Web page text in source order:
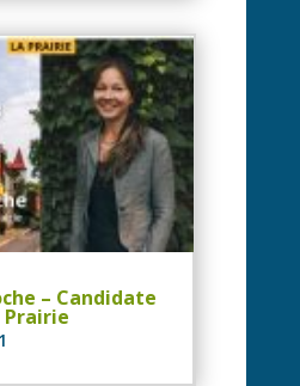
– Candidate
Prairie